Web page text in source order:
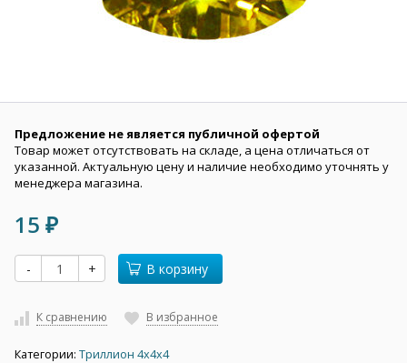
Предложение не является публичной офертой
Товар может отсутствовать на складе, а цена отличаться от
указанной. Актуальную цену и наличие необходимо уточнять у
менеджера магазина.
15 ₽
- + В корзину
К сравнению В избранное
Категории: Триллион 4х4х4